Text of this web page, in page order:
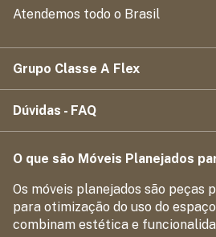
Atendemos todo o Brasil
Grupo Classe A Flex
Dúvidas - FAQ
O que são Móveis Planejados
Os móveis planejados são peças
para otimização do uso do
combinam estética e